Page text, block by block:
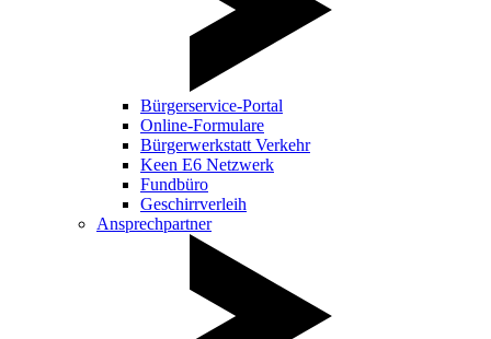
Bürgerservice-Portal
Online-Formulare
Bürgerwerkstatt Verkehr
Keen E6 Netzwerk
Fundbüro
Geschirrverleih
Ansprechpartner